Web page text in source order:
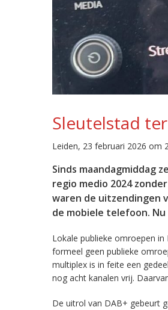
Sleutelstad
Leiden, 23 februari 2026 om
Sinds maandagmiddag
regio medio 2024
waren de uitzendingen
de mobiele telefoon. Nu
Lokale publieke omroepen
formeel geen publieke
multiplex is in feite een
nog acht kanalen vrij.
De uitrol van DAB+ gebeurt